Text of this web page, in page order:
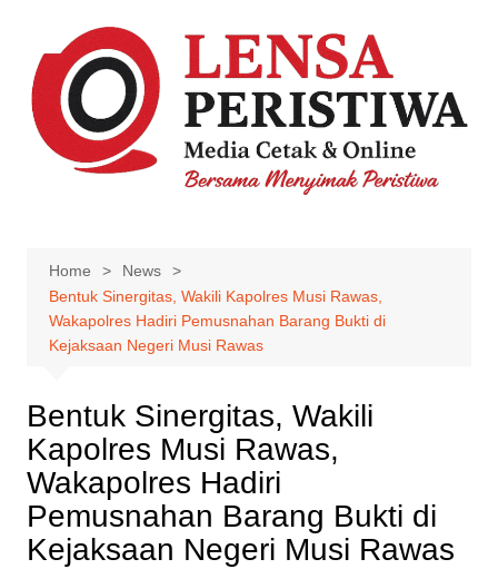
content
Home
News
Bentuk Sinergitas, Wakili Kapolres Musi Rawas,
Wakapolres Hadiri Pemusnahan Barang Bukti di
Kejaksaan Negeri Musi Rawas
Bentuk Sinergitas, Wakili
Kapolres Musi Rawas,
Wakapolres Hadiri
Pemusnahan Barang Bukti di
Kejaksaan Negeri Musi Rawas